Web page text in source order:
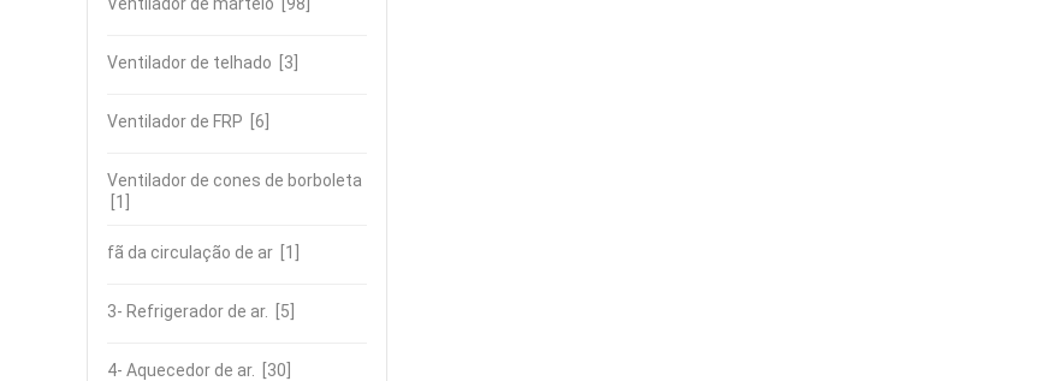
Ventilador de telhado [3]
Ventilador de FRP [6]
Ventilador de cones de borboleta
[1]
fã da circulação de ar [1]
3- Refrigerador de ar. [5]
4- Aquecedor de ar. [30]